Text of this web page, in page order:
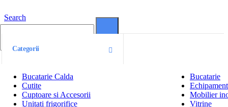
Search
Categorii
Bucatarie Calda
Bucatarie
Cutite
Cuptoare si Accesorii
Mobilier
Unitati frigorifice
Vitrine